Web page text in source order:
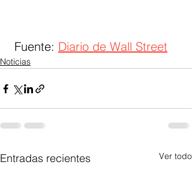
Fuente: Diario de Wall Street
Noticias
Entradas recientes Ver todo